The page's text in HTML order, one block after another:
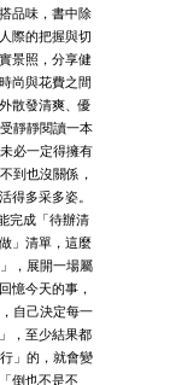
品味，書中除
際的把握與切
景照，分享健
尚與花費之間
散發清爽、優
靜靜閱讀一本
必一定得擁有
到也沒關係，
得多采多姿。
完成「待辦清
」清單，這麼
，展開一場屬
憶今天的事，
自己決定每一
，至少結果都
」的，就會變
倒也不是不